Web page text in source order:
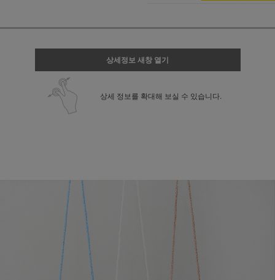
상세정보 새창 열기
상세 정보를 확대해 보실 수 있습니다.